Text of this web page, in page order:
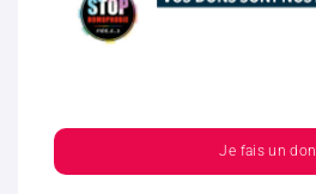
Je fais un don